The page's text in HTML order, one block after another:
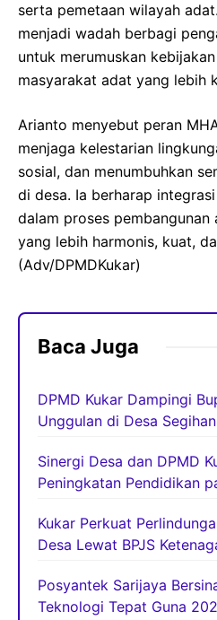
serta pemetaan wilayah
menjadi wadah berbagi
untuk merumuskan
masyarakat adat yang lebih
Arianto menyebut peran
menjaga kelestarian
sosial, dan menumbuhkan
di desa. Ia berharap
dalam proses pembangunan
yang lebih harmonis, kuat,
(Adv/DPMDKukar)
Baca Juga
DPMD Kukar Dampingi
Unggulan di Desa Segihan
Sinergi Desa dan DPMD
Peningkatan Pendidikan
Kukar Perkuat
Desa Lewat BPJS
Posyantek Sarijaya
Teknologi Tepat Guna